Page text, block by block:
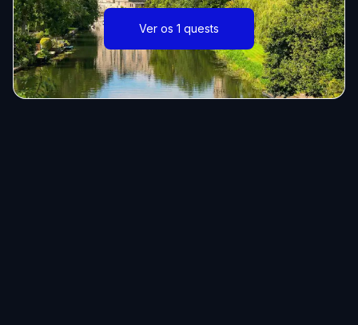
Ver os 1 quests